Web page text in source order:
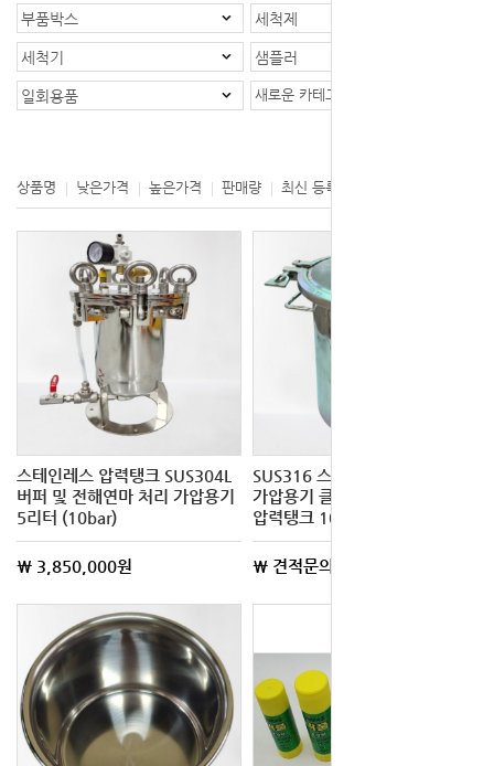
부품박스 세척제
세척기 샘플러
일회용품 새로운 카테고리
상품명 낮은가격 높은가격 판매량 최신 등록
스테인레스 압력탱크 SUS304L
버퍼 및 전해연마 처리 가압용기
5리터 (10bar)
\ 3,850,000원
SUS316 스테인리스 압력용기
가압용기 클램프 부착형
압력탱크 10L 맞춤제작
\ 견적문의